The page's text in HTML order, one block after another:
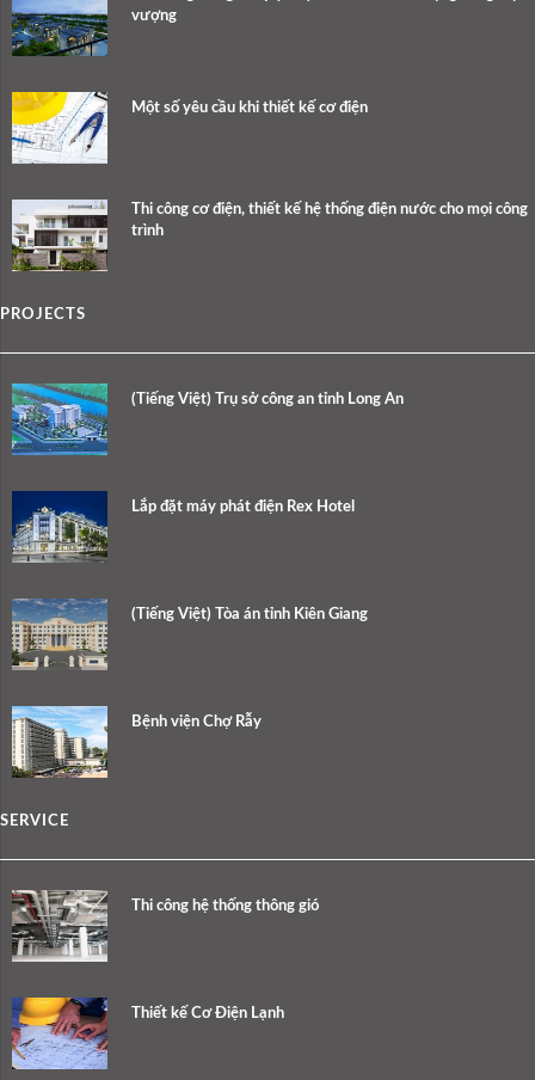
vượng
Một số yêu cầu khi thiết kế cơ điện
Thi công cơ điện, thiết kế hệ thống điện nước cho mọi công
trình
PROJECTS
(Tiếng Việt) Trụ sở công an tỉnh Long An
Lắp đặt máy phát điện Rex Hotel
(Tiếng Việt) Tòa án tỉnh Kiên Giang
Bệnh viện Chợ Rẫy
SERVICE
Thi công hệ thống thông gió
Thiết kế Cơ Điện Lạnh